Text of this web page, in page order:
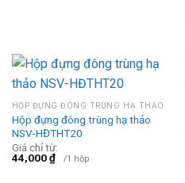
HỘP ĐỰNG ĐÔNG TRÙNG HẠ THẢO
Hộp đựng đông trùng hạ thảo
NSV-HĐTHT20
Giá chỉ từ:
44,000₫ /1 hộp